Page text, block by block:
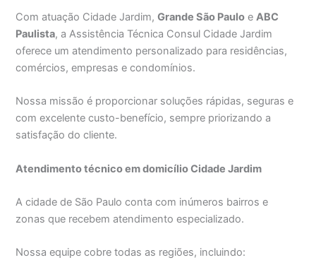
Com atuação Cidade Jardim,Grande São Paulo eABC
Paulista, a Assistência Técnica Consul Cidade Jardim
oferece um atendimento personalizado para residências,
comércios, empresas e condomínios.
Nossa missão é proporcionar soluções rápidas, seguras e
com excelente custo-benefício, sempre priorizando a
satisfação do cliente.
Atendimento técnico em domicílio Cidade Jardim
A cidade de São Paulo conta com inúmeros bairros e
zonas que recebem atendimento especializado.
Nossa equipe cobre todas as regiões, incluindo: